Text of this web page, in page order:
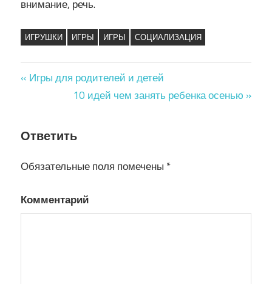
внимание, речь.
ИГРУШКИ ИГРЫ ИГРЫ СОЦИАЛИЗАЦИЯ
Навигация
записям
« Игры для родителей и детей
10 идей чем занять ребенка осенью »
Ответить
Обязательные поля помечены *
Комментарий